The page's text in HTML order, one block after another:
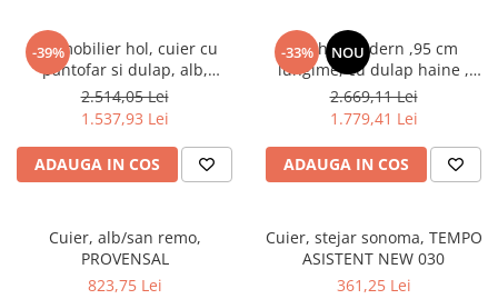
-39%
Set mobilier hol, cuier cu
pantofar si dulap, alb,
190x140x40 cm, Bortis Impex
2.514,05 Lei
1.537,93 Lei
ADAUGA IN COS
-33% NOU
Set hol modern ,95 cm
lungime, cu dulap haine ,
pantofar si panouri tapitate
stofa maro/ alb, Bortis
2.669,11 Lei
1.779,41 Lei
ADAUGA IN COS
Cuier, alb/san remo,
PROVENSAL
823,75 Lei
Cuier, stejar sonoma, TEMPO
ASISTENT NEW 030
361,25 Lei